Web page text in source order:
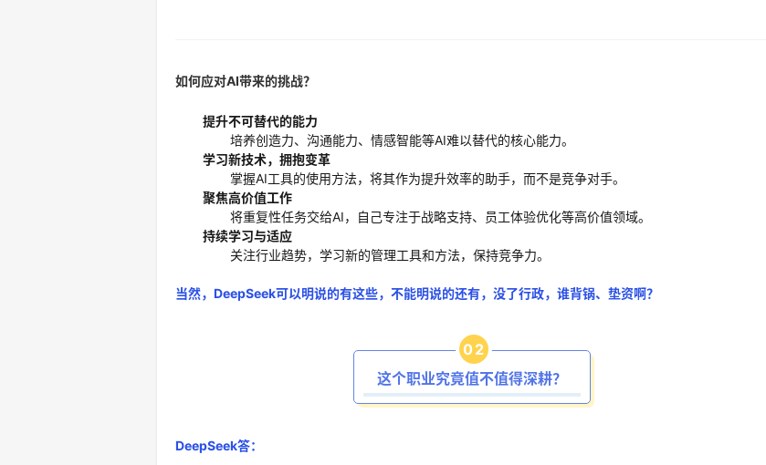
如何应对AI带来的挑战？
提升不可替代的能力
培养创造力、沟通能力、情感智能等AI难以替代的核心能力。
学习新技术，拥抱变革
掌握AI工具的使用方法，将其作为提升效率的助手，而不是竞争对手。
聚焦高价值工作
将重复性任务交给AI，自己专注于战略支持、员工体验优化等高价值领域。
持续学习与适应
关注行业趋势，学习新的管理工具和方法，保持竞争力。
当然，DeepSeek可以明说的有这些，不能明说的还有，没了行政，谁背锅、垫资啊？
02
这个职业究竟值不值得深耕？
DeepSeek答：